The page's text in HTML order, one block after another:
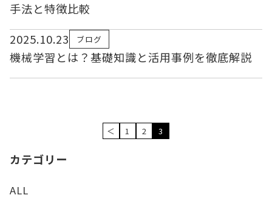
手法と特徴比較
2025.10.23
ブログ
機械学習とは？基礎知識と活用事例を徹底解説
＜ 1 2 3
カテゴリー
ALL